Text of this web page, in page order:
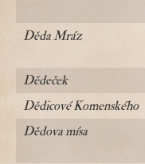
Děda Mráz
Dědeček
Dědicové Komenského
Dědova mísa